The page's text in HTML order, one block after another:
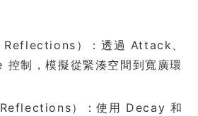
Reflections）：透過 Attack、
制，模擬從緊湊空間到寬廣環
）：使用 Decay 和